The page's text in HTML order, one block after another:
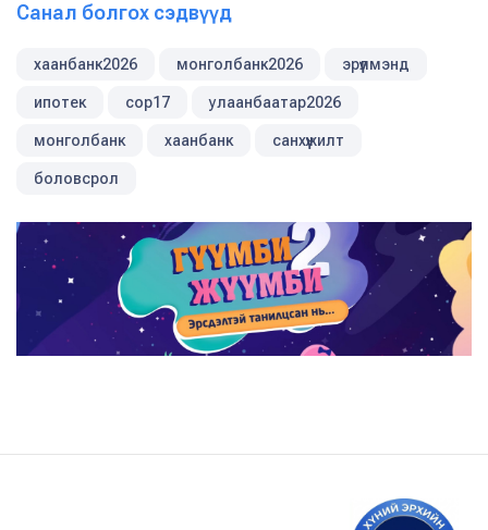
Санал болгох сэдвүүд
хаанбанк2026 монголбанк2026 эрүүлмэнд
ипотек cop17 улаанбаатар2026
монголбанк хаанбанк санхүүжилт
боловсрол